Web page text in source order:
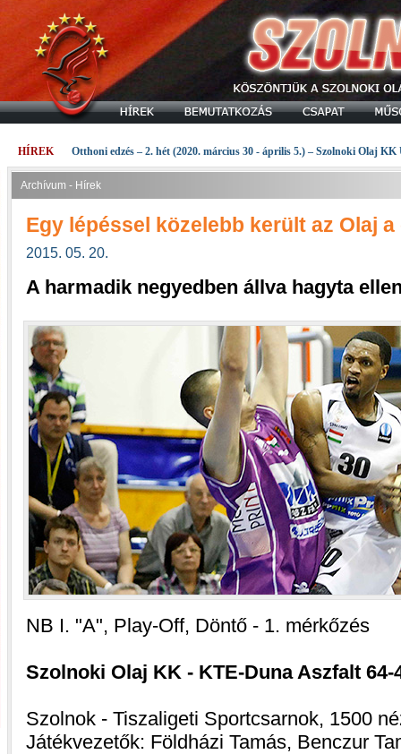
HÍREK Otthoni edzés – 2. hét (2020. március 30 - április 5.) – Szolnoki Olaj KK
Archívum - Hírek
Egy lépéssel közelebb került az Olaj
2015. 05. 20.
A harmadik negyedben állva hagyta
NB I. "A", Play-Off, Döntő - 1. mérkőzés
Szolnoki Olaj KK - KTE-Duna Aszfalt 64-
Szolnok - Tiszaligeti Sportcsarnok, 1500
Játékvezetők: Földházi Tamás, Benczur